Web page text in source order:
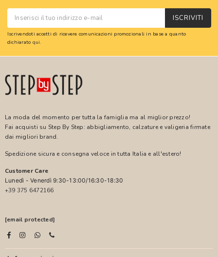
ISCRIVITI
Iscrivendoti accetti di ricevere comunicazioni promozionali in base a quanto
dichiarato qui.
La moda del momento per tutta la famiglia ma al miglior prezzo!
Fai acquisti su Step By Step: abbigliamento, calzature e valigeria firmate
dai migliori brand.
Spedizione sicura e consegna veloce in tutta Italia e all'estero!
Customer Care
Lunedì - Venerdì 9:30-13:00/16:30-18:30
+39 375 6472166
[email protected]